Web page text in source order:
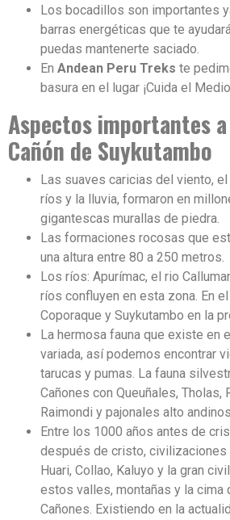
Los bocadillos son importantes
barras energéticas que te
puedas mantenerte saciado.
En Andean Peru Treks te
basura en el lugar ¡Cuida el
Aspectos importantes
Cañón de Suykutambo
Las suaves caricias del viento,
ríos y la lluvia, formaron en
gigantescas murallas de piedra.
Las formaciones rocosas que
una altura entre 80 a 250 metros.
Los ríos: Apurímac, el rio
ríos confluyen en esta zona. En
Coporaque y Suykutambo en la
La hermosa fauna que existe en
variada, así podemos encontrar
tarucas y pumas. La fauna
Cañones con Queuñales, Tholas,
Raimondi y pajonales alto
Entre los 1000 años antes de
después de cristo, civilizaciones
Huari, Collao, Kaluyo y la gran
estos valles, montañas y la cima
Cañones. Existiendo en la